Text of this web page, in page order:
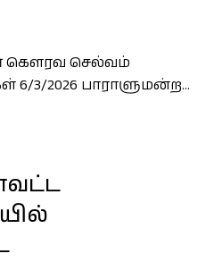
கெளரவ செல்வம்
3/2026 பாராளுமன்ற...